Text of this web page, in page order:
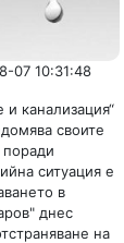
07 10:31:48
и канализация“
своите
поради
ситуация е
в
днес
на